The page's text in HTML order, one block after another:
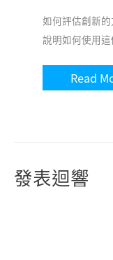
如何評估創新
說明如何使用
Read
發表迴響